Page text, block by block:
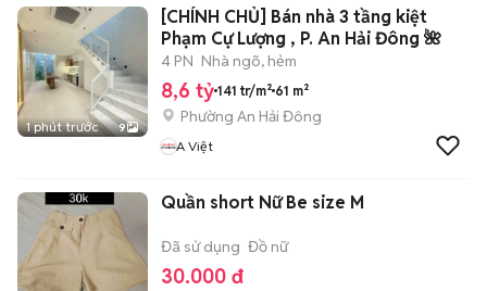
1 phút trước 9
[CHÍNH CHỦ] Bán nhà 3 tầng kiệt
Phạm Cự Lượng , P. An Hải Đông 🌺
4 PN Nhà ngõ, hẻm
8,6 tỷ 141 tr/m² 61 m²
Phường An Hải Đông
A Việt
Quần short Nữ Be size M
Đã sử dụng Đồ nữ
30.000 đ